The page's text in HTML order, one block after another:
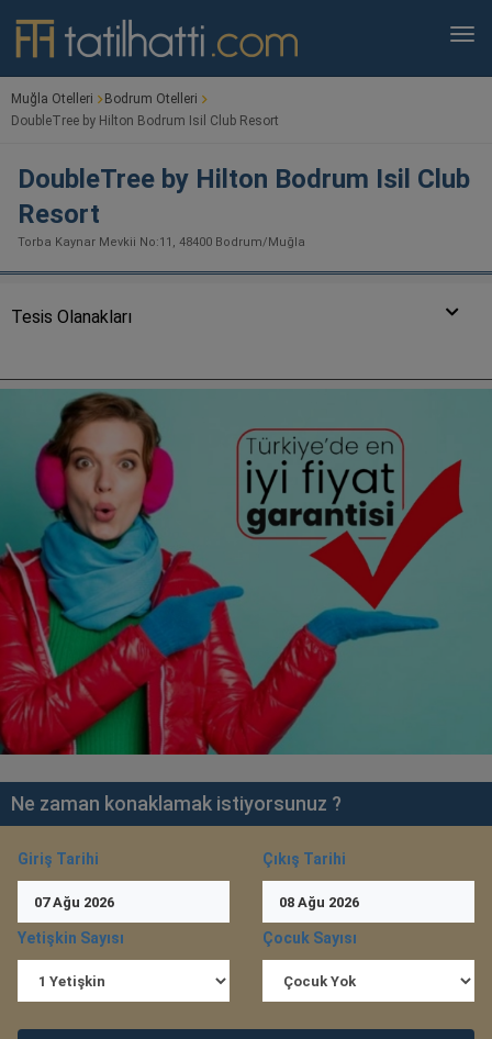
Muğla Otelleri
Bodrum Otelleri
DoubleTree by Hilton Bodrum Isil Club Resort
DoubleTree by Hilton Bodrum Isil Club
Resort
Torba Kaynar Mevkii No:11, 48400 Bodrum/Muğla
Tesis Olanakları
Ne zaman konaklamak istiyorsunuz ?
Giriş Tarihi
07Ağu 2026
Çıkış Tarihi
08 Ağu 2026
Yetişkin Sayısı Çocuk Sayısı